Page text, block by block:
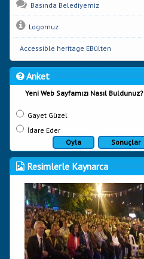
Basında Belediyemiz
Logomuz
Accessible heritage EBülten
Anket
Yeni Web Sayfamızı Nasıl Buldunuz?
Gayet Güzel
İdare Eder
Sonuçlar
Oyla
Resimlerle Kaynarca